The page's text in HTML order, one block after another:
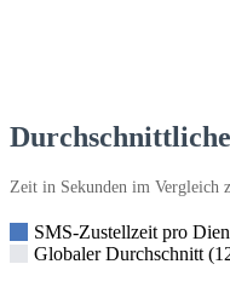
Zeit in Sekunden im Vergleich
SMS-Zustellzeit pro
Globaler Durchschnitt